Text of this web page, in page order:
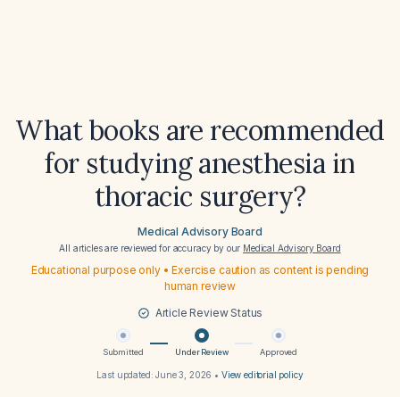
What books are recommended
for studying anesthesia in
thoracic surgery?
Medical Advisory Board
All articles are reviewed for accuracy by our Medical Advisory Board
Educational purpose only • Exercise caution as content is pending
human review
Article Review Status
Submitted Under Review Approved
Last updated:June 3, 2026 • View editorial policy